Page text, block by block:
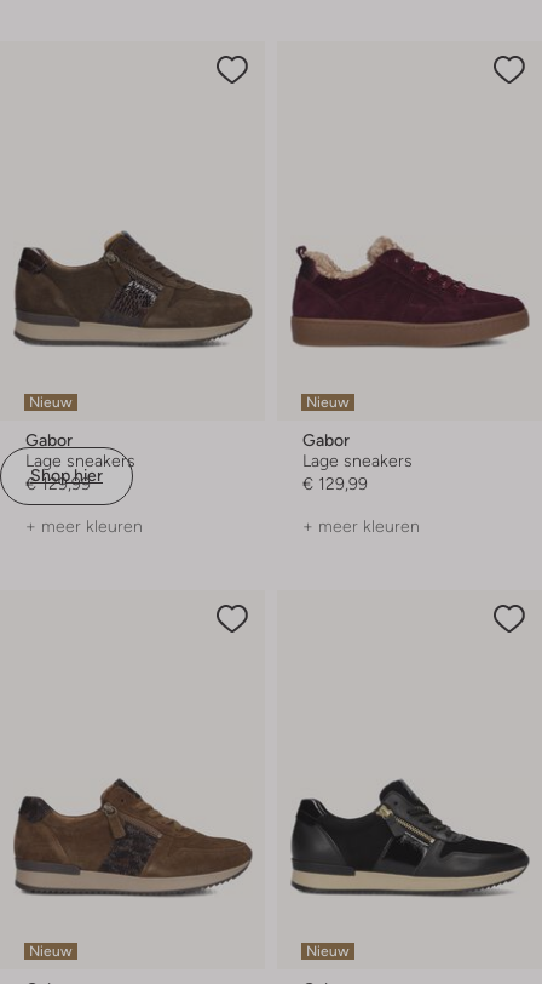
Shop hier
Nieuw
Gabor
Lage sneakers
€ 129,99
+ meer kleuren
Nieuw
Gabor
Lage sneakers
€ 129,99
+ meer kleuren
Nieuw Nieuw